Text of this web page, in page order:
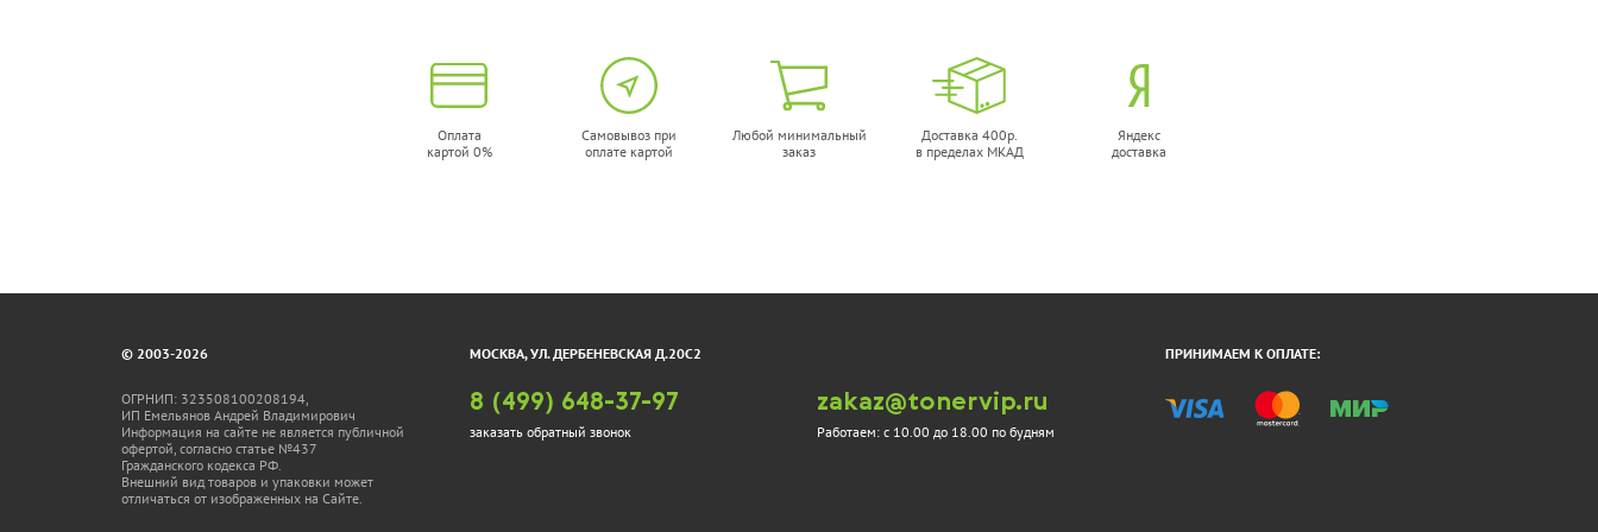
Оплата
картой 0%
Самовывоз при
оплате картой
Любой минимальный
заказ
Доставка 400р.
в пределах МКАД
Яндекс
доставка
© 2003-2026
ОГРНИП: 323508100208194,
ИП Емельянов Андрей Владимирович
Информация на сайте не является публичной
офертой, согласно статье №437
Гражданского кодекса РФ.
Внешний вид товаров и упаковки может
отличаться от изображенных на Сайте.
МОСКВА, УЛ. ДЕРБЕНЕВСКАЯ Д.20С2
8 (499) 648-37-97
заказать обратный звонок
zakaz@tonervip.ru
Работаем: с 10.00 до 18.00 по будням
ПРИНИМАЕМ К ОПЛАТЕ: